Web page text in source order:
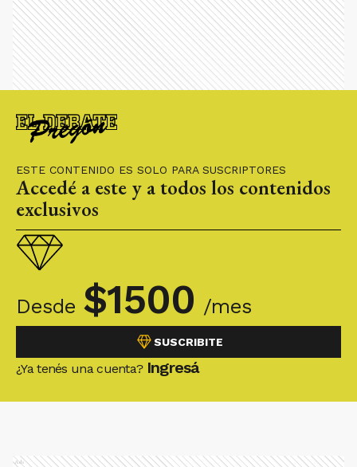
ESTE CONTENIDO ES SOLO PARA SUSCRIPTORES
Accedé a este y a todos los contenidos
exclusivos
Desde $1500 /mes
SUSCRIBITE
¿Ya tenés una cuenta? Ingresá
Ads